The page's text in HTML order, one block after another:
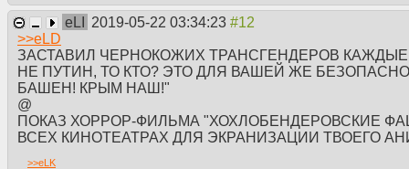
прикрученный магазин и
онлаен? Потому что они
Also сохраняйте посты этого
eLI
2019-05-22 03:34:23
>>eLD
ЗАСТАВИЛ ЧЕРНОКОЖИХ ТРАНСГЕНДЕРОВ
НЕ ПУТИН, ТО КТО? ЭТО ДЛЯ ВАШЕЙ ЖЕ
БАШЕН! КРЫМ НАШ!"
@
ПОКАЗ ХОРРОР-ФИЛЬМА "ХОХЛОБЕНДЕРОВСКИЕ
ВСЕХ КИНОТЕАТРАХ ДЛЯ ЭКРАНИЗАЦИИ ТВОЕГО
>>eLK